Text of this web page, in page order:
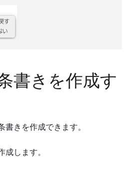
書きを作成す
きを作成できます。
します。